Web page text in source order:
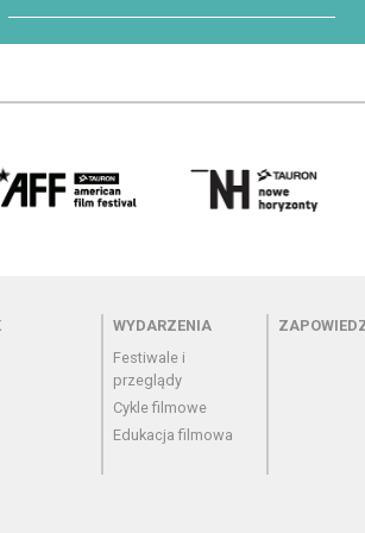
- cennik Menu - wydarzenia
WYDARZENIA
Festiwale i
przeglądy
Cykle filmowe
Edukacja filmowa
Menu -